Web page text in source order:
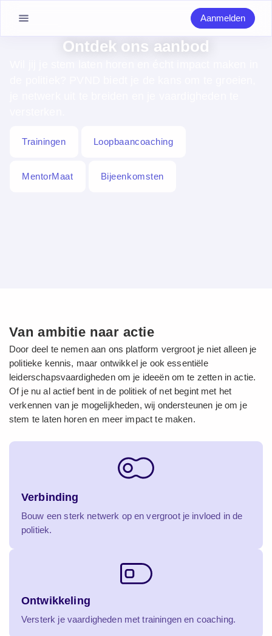
Aanmelden
Ontdek ons aanbod
Trainingen
Bijeenkomsten
MentorMaat
Loopbaancoaching
Van ambitie naar actie
Door deel te nemen aan ons platform vergroot je niet alleen je
politieke kennis, maar ontwikkel je ook essentiële
leiderschapsvaardigheden om je ideeën om te zetten in actie.
Of je nu al actief bent in de politiek of net begint met het
verkennen van je mogelijkheden, wij ondersteunen je om je
stem te laten horen en meer impact te maken.
Verbinding
Bouw een sterk netwerk op en vergroot je invloed in de
politiek.
Ontwikkeling
Versterk je vaardigheden met trainingen en coaching.